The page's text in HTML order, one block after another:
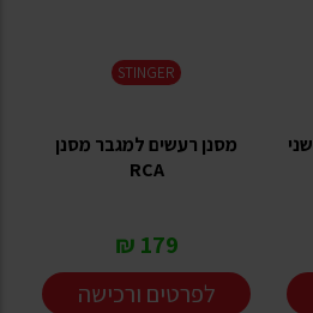
מנחת RCA PAC SNI-35 שני
STINGER
מסנן רעשים למגבר מסנן
RCA
179 ₪
לפרטים ורכישה